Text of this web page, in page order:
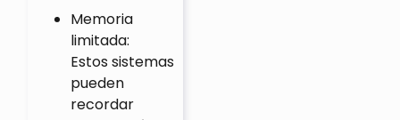
Memoria
limitada:
Estos sistemas
pueden
recordar